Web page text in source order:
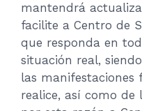
mantendrá
facilite a Centro de
que responda en
situación real,
las manifestaciones
realice, así como de